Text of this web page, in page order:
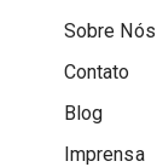
Sobre Nós
Contato
Blog
Imprensa